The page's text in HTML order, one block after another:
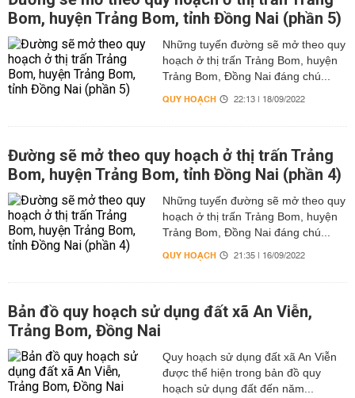
Bom, huyện Trảng Bom, tỉnh Đồng Nai (phần 5)
Những tuyến đường sẽ mở theo quy
hoạch ở thị trấn Trảng Bom, huyện
Trảng Bom, Đồng Nai đáng chú...
QUY HOẠCH 22:13 | 18/09/2022
Đường sẽ mở theo quy hoạch ở thị trấn Trảng
Bom, huyện Trảng Bom, tỉnh Đồng Nai (phần 4)
Những tuyến đường sẽ mở theo quy
hoạch ở thị trấn Trảng Bom, huyện
Trảng Bom, Đồng Nai đáng chú...
QUY HOẠCH 21:35 | 16/09/2022
Bản đồ quy hoạch sử dụng đất xã An Viễn,
Trảng Bom, Đồng Nai
Quy hoạch sử dụng đất xã An Viễn
được thể hiện trong bản đồ quy
hoạch sử dụng đất đến năm...